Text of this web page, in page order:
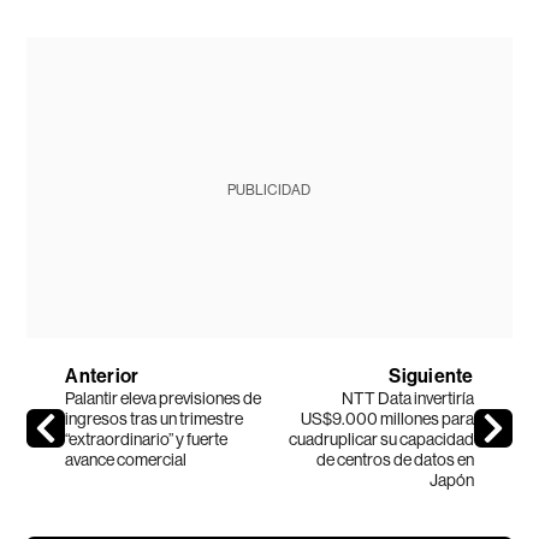
PUBLICIDAD
Anterior
Palantir eleva previsiones de
ingresos tras un trimestre
“extraordinario” y fuerte
avance comercial
Siguiente
NTT Data invertiría
US$9.000 millones para
cuadruplicar su capacidad
de centros de datos en
Japón